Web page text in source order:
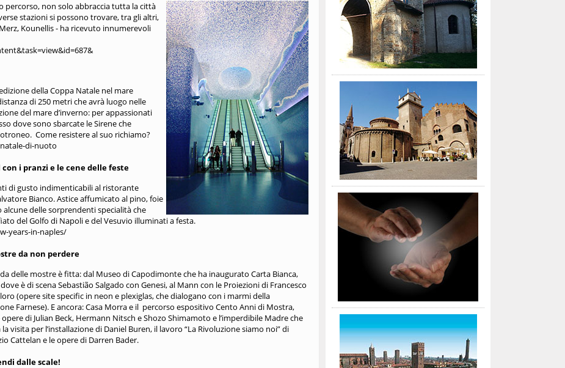
percorso, non solo abbraccia tutta la città
stazioni si possono trovare, tra gli altri,
Kounellis - ha ricevuto innumerevoli
della Coppa Natale nel mare
di 250 metri che avrà luogo nelle
del mare d’inverno: per appassionati
dove sono sbarcate le Sirene che
Come resistere al suo richiamo?
di-nuoto
i pranzi e le cene delle feste
di gusto indimenticabili al ristorante
Bianco. Astice affumicato al pino, foie
alcune delle sorprendenti specialità che
del Golfo di Napoli e del Vesuvio illuminati a festa.
years-in-naples/
da non perdere
delle mostre è fitta: dal Museo di Capodimonte che ha inaugurato Carta Bianca,
è di scena Sebastião Salgado con Genesi, al Mann con le Proiezioni di Francesco
(opere site specific in neon e plexiglas, che dialogano con i marmi della
Farnese). E ancora: Casa Morra e il percorso espositivo Cento Anni di Mostra,
di Julian Beck, Hermann Nitsch e Shozo Shimamoto e l’imperdibile Madre che
visita per l’installazione di Daniel Buren, il lavoro “La Rivoluzione siamo noi” di
Cattelan e le opere di Darren Bader.
dalle scale!